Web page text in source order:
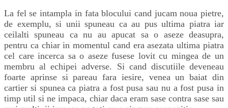
La fel se intampla in fata blocului cand jucam noua pietre,
de exemplu, si unii spuneau ca au pus ultima piatra iar
ceilalti spuneau ca nu au apucat sa o aseze deasupra,
pentru ca chiar in momentul cand era asezata ultima piatra
cel care incerca sa o aseze fusese lovit cu mingea de un
membru al echipei adverse. Si cand discutiile deveneau
foarte aprinse si pareau fara iesire, venea un baiat din
cartier si spunea ca piatra a fost pusa sau nu a fost pusa in
timp util si ne impaca, chiar daca eram sase contra sase sau